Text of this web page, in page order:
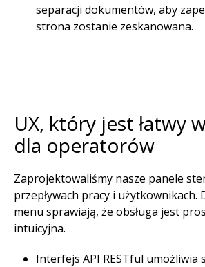
separacji dokumentów, aby
strona zostanie zeskanowana.​
UX, który jest łatwy
dla operatorów​
Zaprojektowaliśmy nasze panele
przepływach pracy i użytkownikach.
menu sprawiają, że obsługa jest
intuicyjna.​
Interfejs API RESTful umożliwia